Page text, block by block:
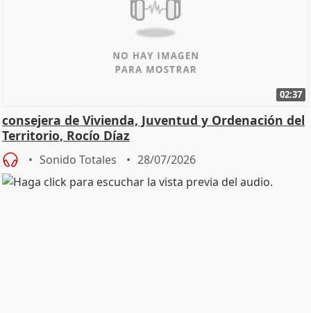
02:37
consejera de Vivienda, Juventud y Ordenación del
Territorio, Rocío Díaz
Sonido Totales 28/07/2026